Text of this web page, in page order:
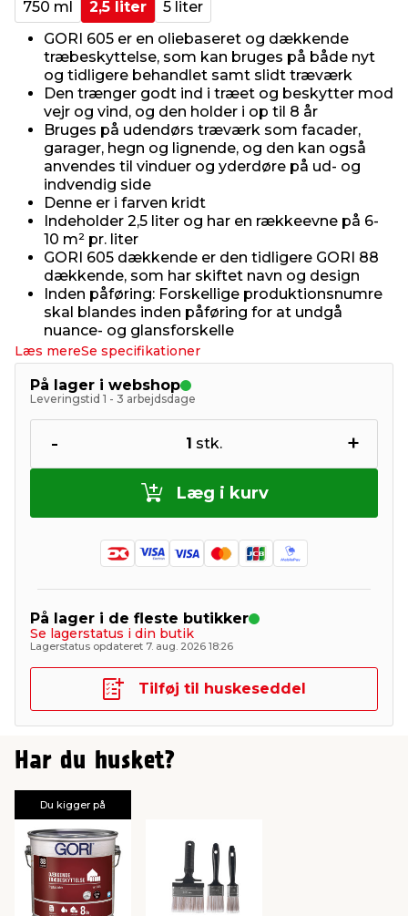
750 ml
2,5 liter
5 liter
GORI 605 er en oliebaseret og dækkende
træbeskyttelse, som kan bruges på både nyt
og tidligere behandlet samt slidt træværk
Den trænger godt ind i træet og beskytter mod
vejr og vind, og den holder i op til 8 år
Bruges på udendørs træværk som facader,
garager, hegn og lignende, og den kan også
anvendes til vinduer og yderdøre på ud- og
indvendig side
Denne er i farven kridt
Indeholder 2,5 liter og har en rækkeevne på 6-
10 m² pr. liter
GORI 605 dækkende er den tidligere GORI 88
dækkende, som har skiftet navn og design
Inden påføring: Forskellige produktionsnumre
skal blandes inden påføring for at undgå
nuance- og glansforskelle
Læs mereSe specifikationer
På lager i webshop
Leveringstid 1 - 3 arbejdsdage
- 1 stk. +
Læg i kurv
På lager i de fleste butikker
Se lagerstatus i din butik
Lagerstatus opdateret 7. aug. 2026 18:26
Tilføj til huskeseddel
Har du husket?
Du kigger på